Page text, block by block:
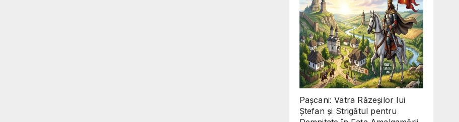
Pașcani: Vatra Răzeșilor lui
Ștefan și Strigătul pentru